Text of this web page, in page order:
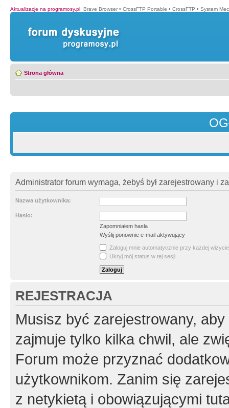
Aktualizacje na programosy.pl: Brave Browser • CrossFTP Portable • CrossFTP • System
Strona główna
Administrator forum wymaga, żebyś był zarejestrowany i
Nazwa użytkownika:
Hasło:
Zapomniałem hasła
Wyślij ponownie e-mail aktywujący
Zaloguj mnie automatycznie przy każdej wizycie
Ukryj mój status w tej sesji
REJESTRACJA
Musisz być zarejestrowany,
zajmuje tylko kilka chwil, ale
Forum może przyznać
użytkownikom. Zanim się
z netykietą i obowiązującymi